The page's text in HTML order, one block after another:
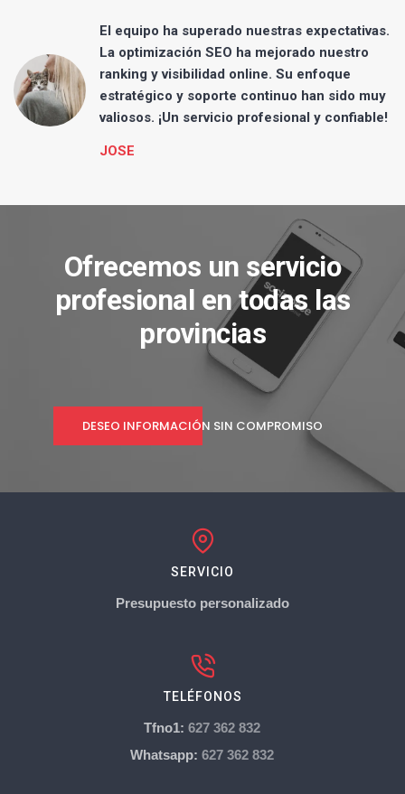
El equipo ha superado nuestras expectativas.
La optimización SEO ha mejorado nuestro
ranking y visibilidad online. Su enfoque
estratégico y soporte continuo han sido muy
valiosos. ¡Un servicio profesional y confiable!
JOSE
Ofrecemos un servicio
profesional en todas las
provincias
DESEO INFORMACIÓN SIN COMPROMISO
SERVICIO
Presupuesto personalizado
TELÉFONOS
Tfno1:627 362 832
Whatsapp:627 362 832